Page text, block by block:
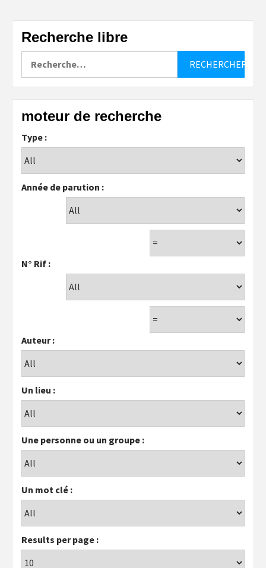
Recherche libre
moteur de recherche
Type :
Année de parution :
N° Rif :
Auteur :
Un lieu :
Une personne ou un groupe :
Un mot clé :
Results per page :